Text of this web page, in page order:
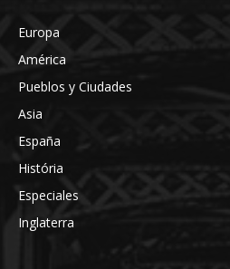
Europa
América
Pueblos y Ciudades
Asia
España
História
Especiales
Inglaterra